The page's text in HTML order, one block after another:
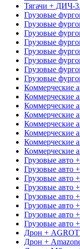
Тягачи + ДИЧ-
Грузовые
Грузовые
Грузовые
Грузовые
Грузовые
Грузовые
Грузовые
Грузовые
Коммерческие
Коммерческие
Коммерческие
Коммерческие
Коммерческие
Коммерческие
Коммерческие
Коммерческие
Грузовые авто
Грузовые авто
Грузовые авто
Грузовые авто
Грузовые авто
Грузовые авто
Грузовые авто
Грузовые авто
Дрон +
Дрон +